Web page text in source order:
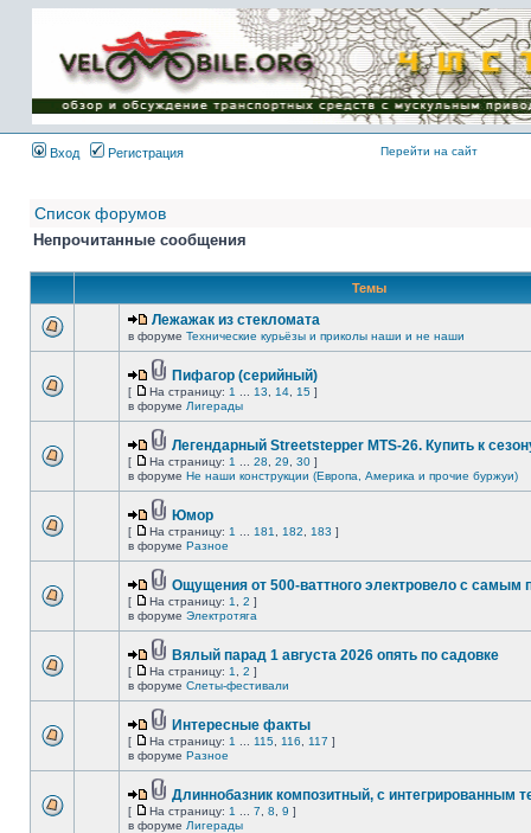
Имя пользователя:
Пароль:
{ LOG_ME_IN_SHORT
}
Вход
Регистрация Перейти на сайт
Список форумов
Непрочитанные сообщения
Темы
Лежажак из стекломата
в форуме Технические курьёзы и приколы наши и не наши
Пифагор (серийный)
[ На страницу: 1 13 14 15 ]
в форуме Лигерады
Легендарный Streetstepper MTS-26. Купить к
[ На страницу: 1 28 29 30 ]
в форуме Не наши конструкции (Европа, Америка и прочие буржуи)
Юмор
[ На страницу: 1 181 182 183 ]
в форуме Разное
Ощущения от 500-ваттного электровело с самым
[ На страницу: 1 2 ]
в форуме Электротяга
Вялый парад 1 августа 2026 опять по садовке
[ На страницу: 1 2 ]
в форуме Слеты-фестивали
Интересные факты
[ На страницу: 1 115 116 117 ]
в форуме Разное
Длиннобазник композитный, с интегрированным
[ На страницу: 1 7 8 9 ]
в форуме Лигерады